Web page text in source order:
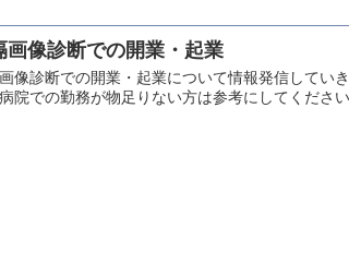
画像診断での開業・起業
像診断での開業・起業について情報発信してい
院での勤務が物足りない方は参考にしてください